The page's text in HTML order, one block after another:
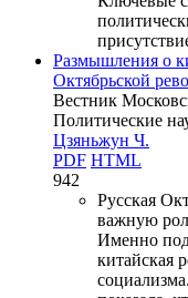
Размышления о
Октябрьской
Вестник
Политические
Цзяньжун Ч.
PDF HTML
942
Русская
важную
Именно
китайская